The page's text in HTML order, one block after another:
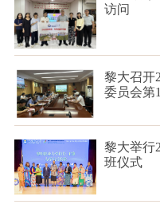
访问
黎大召开
委员会第
黎大举行
班仪式